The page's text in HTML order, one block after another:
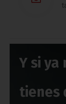
Y si ya
tienes